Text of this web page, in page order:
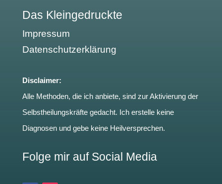
Das Kleingedruckte
Impressum
Datenschutzerklärung
Disclaimer:
Alle Methoden, die ich anbiete, sind zur Aktivierung der
Selbstheilungskräfte gedacht. Ich erstelle keine
Diagnosen und gebe keine Heilversprechen.
Folge mir auf Social Media